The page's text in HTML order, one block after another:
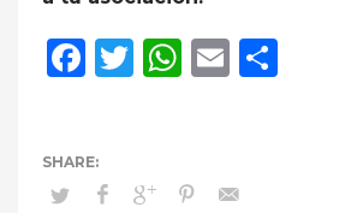
Facebook
Twitter
WhatsApp
Email